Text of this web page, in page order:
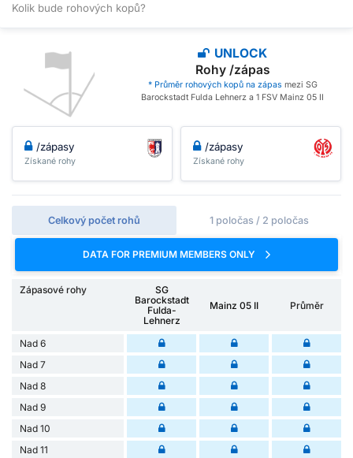
Kolik bude rohových kopů?
UNLOCK
Rohy /zápas
* Průměr rohových kopů na zápas mezi SG
Barockstadt Fulda Lehnerz a 1 FSV Mainz 05 II
/zápasy
Získané rohy
/zápasy
Získané rohy
Celkový počet rohů 1 poločas / 2 poločas
DATA FOR PREMIUM MEMBERS ONLY
Zápasové rohy
SG
Barockstadt
Fulda-
Lehnerz
Mainz 05 II Průměr
Nad 6
Nad 7
Nad 8
Nad 9
Nad 10
Nad 11